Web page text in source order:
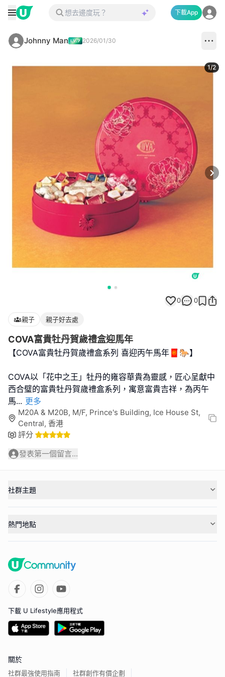
下載App
Johnny Man 2026/01/30
1/2
0 0
親子 親子好去處
COVA富貴牡丹賀歲禮盒迎馬年
【COVA富貴牡丹賀歲禮盒系列 喜迎丙午馬年🧧🐎】
COVA以「花中之王」牡丹的雍容華貴為靈感，匠心呈獻中
西合璧的富貴牡丹賀歲禮盒系列，寓意富貴吉祥，為丙午
馬... 更多
M20A & M20B, M/F, Prince's Building, Ice House St,
Central, 香港
評分
發表第一個留言...
社群主題
熱門地點
下載 U Lifestyle應用程式
關於
社群最強使用指南 社群創作有價企劃